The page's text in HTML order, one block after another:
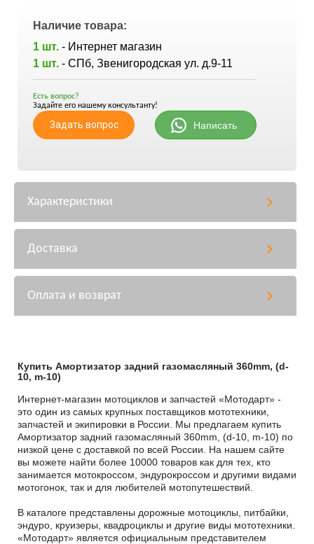
Наличие товара:
1 шт. - Интернет магазин
1 шт. - СПб, Звенигородская ул. д.9-11
Есть вопрос?
Задайте его нашему консультанту!
Задать вопрос Написать
Характеристики
Доставка
Оплата и возврат
Купить Амортизатор задний газомасляный 360mm, (d-
10, m-10)
Интернет-магазин мотоциклов и запчастей «Мотодарт» -
это один из самых крупных поставщиков мототехники,
запчастей и экипировки в России. Мы предлагаем купить
Амортизатор задний газомасляный 360mm, (d-10, m-10) по
низкой цене с доставкой по всей России. На нашем сайте
вы можете найти более 10000 товаров как для тех, кто
занимается мотокроссом, эндурокроссом и другими видами
мотогонок, так и для любителей мотопутешествий.
В каталоге представлены дорожные мотоциклы, питбайки,
эндуро, круизеры, квадроциклы и другие виды мототехники.
«Мотодарт» является официальным представителем